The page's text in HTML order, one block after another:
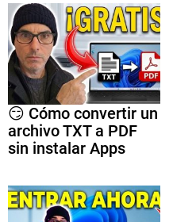
😏 Cómo convertir un
archivo TXT a PDF
sin instalar Apps